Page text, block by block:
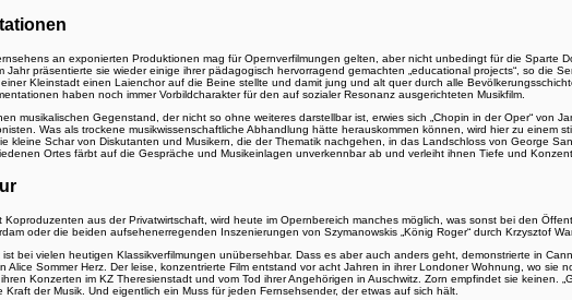
an exponierten Produktionen mag für Opernverfilmungen gelten, aber nicht unbedingt für die Sparte
Jahr präsentierte sie wieder einige ihrer pädagogisch hervorragend gemachten „educational projects“, so die
Kleinstadt einen Laienchor auf die Beine stellte und damit jung und alt quer durch alle
haben noch immer Vorbildcharakter für den auf sozialer Resonanz ausgerichteten Musikfilm.
musikalischen Gegenstand, der nicht so ohne weiteres darstellbar ist, erwies sich „Chopin in der Oper“ von
Was als trockene musikwissenschaftliche Abhandlung hätte herauskommen können, wird hier zu einem
kleine Schar von Diskutanten und Musikern, die der Thematik nachgehen, in das Landschloss von George
Ortes färbt auf die Gespräche und Musikeinlagen unverkennbar ab und verleiht ihnen Tiefe und
aus der Privatwirtschaft, wird heute im Opernbereich manches möglich, was sonst bei den
oder die beiden aufsehenerregenden Inszenierungen von Szymanowskis „König Roger“ durch Krzysztof
bei vielen heutigen Klassikverfilmungen unübersehbar. Dass es aber auch anders geht, demonstrierte in
Alice Sommer Herz. Der leise, konzentrierte Film entstand vor acht Jahren in ihrer Londoner Wohnung, wo
Konzerten im KZ Theresienstadt und vom Tod ihrer Angehörigen in Auschwitz. Zorn empfindet sie keinen.
der Musik. Und eigentlich ein Muss für jeden Fernsehsender, der etwas auf sich hält.